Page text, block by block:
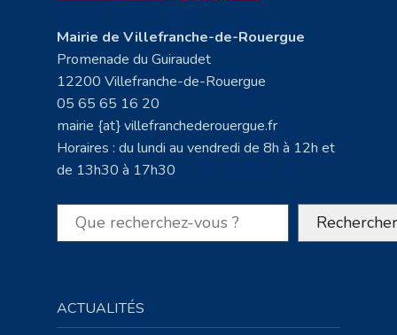
Mairie de Villefranche-de-Rouergue
Promenade du Guiraudet
12200 Villefranche-de-Rouergue
05 65 65 16 20
mairie {at} villefranchederouergue.fr
Horaires : du lundi au vendredi de 8h à 12h et
de 13h30 à 17h30
Rechercher Rechercher
ACTUALITÉS